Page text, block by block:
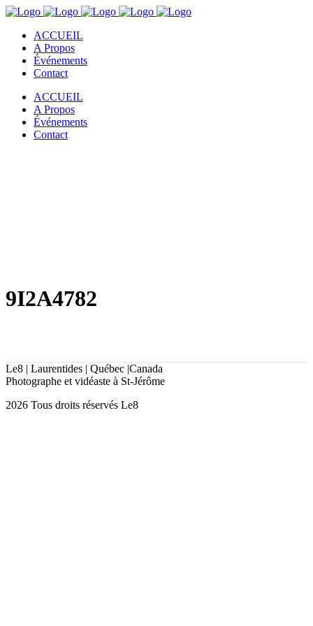
ACCUEIL
A Propos
Événements
Contact
ACCUEIL
A Propos
Événements
Contact
9I2A4782
Le8 | Laurentides | Québec |Canada
Photographe et vidéaste à St-Jérôme
2026 Tous droits réservés Le8